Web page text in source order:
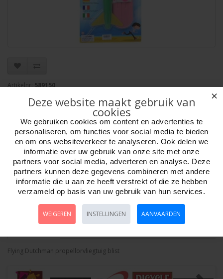
Artikelnr:589150
Verpakkingseenheid: 24
Merk:HOT Sports + Toys
Aantal
Flying Dutchman propellorvliegtuig blist
✕
Deze website maakt gebruik van
cookies
We gebruiken cookies om content en advertenties te
personaliseren, om functies voor social media te bieden
en om ons websiteverkeer te analyseren. Ook delen we
informatie over uw gebruik van onze site met onze
partners voor social media, adverteren en analyse. Deze
partners kunnen deze gegevens combineren met andere
informatie die u aan ze heeft verstrekt of die ze hebben
verzameld op basis van uw gebruik van hun services.
WEIGEREN INSTELLINGEN AANVAARDEN